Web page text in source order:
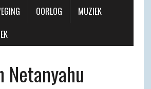
OORLOG
MUZIEK
Netanyahu